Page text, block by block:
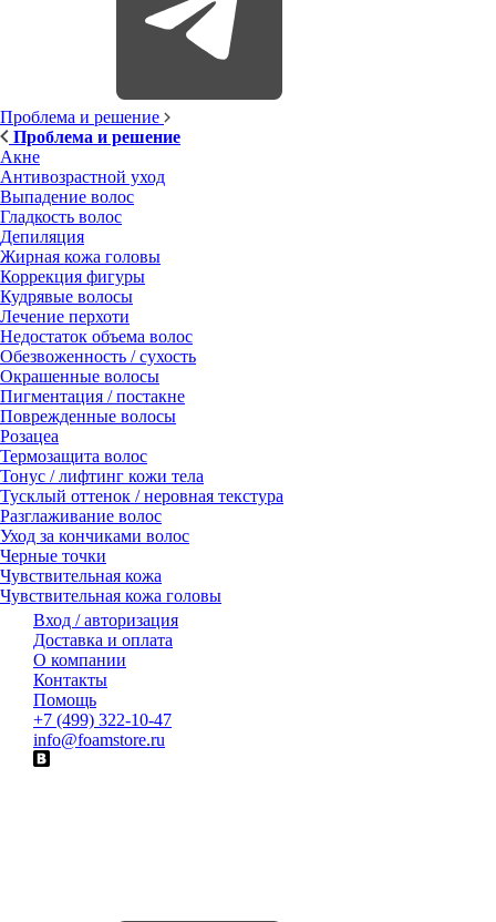
Проблема и решение
Проблема и решение
Акне
Антивозрастной уход
Выпадение волос
Гладкость волос
Депиляция
Жирная кожа головы
Коррекция фигуры
Кудрявые волосы
Лечение перхоти
Недостаток объема волос
Обезвоженность / сухость
Окрашенные волосы
Пигментация / постакне
Поврежденные волосы
Розацеа
Термозащита волос
Тонус / лифтинг кожи тела
Тусклый оттенок / неровная текстура
Разглаживание волос
Уход за кончиками волос
Черные точки
Чувствительная кожа
Чувствительная кожа головы
Вход / авторизация
Доставка и оплата
О компании
Контакты
Помощь
+7 (499) 322-10-47
info@foamstore.ru